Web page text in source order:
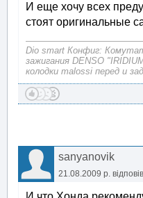
И еще хочу всех
стоят оригинальные
Dio smart Конфиг:
зажигания DENSO
колодки malossi перед и
sanyanovik
21.08.2009 р.